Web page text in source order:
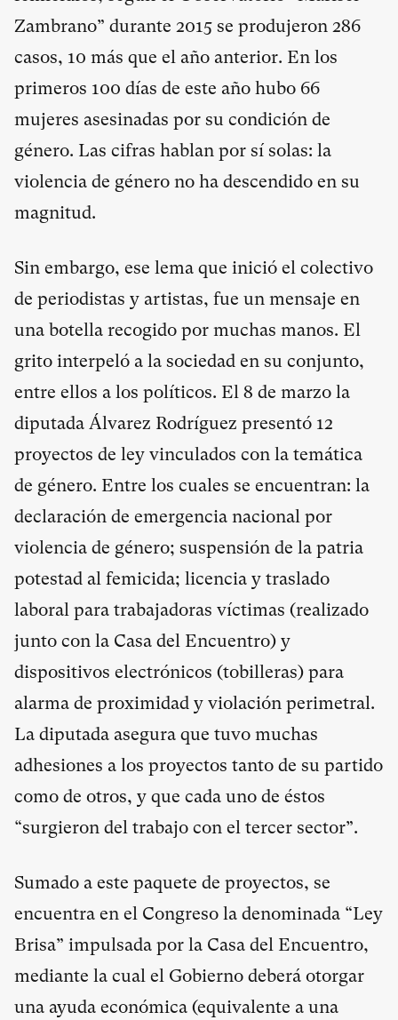
Zambrano” durante 2015 se produjeron 286
casos, 10 más que el año anterior. En los
primeros 100 días de este año hubo 66
mujeres asesinadas por su condición de
género. Las cifras hablan por sí solas: la
violencia de género no ha descendido en su
magnitud.
Sin embargo, ese lema que inició el colectivo
de periodistas y artistas, fue un mensaje en
una botella recogido por muchas manos. El
grito interpeló a la sociedad en su conjunto,
entre ellos a los políticos. El 8 de marzo la
diputada Álvarez Rodríguez presentó 12
proyectos de ley vinculados con la temática
de género. Entre los cuales se encuentran: la
declaración de emergencia nacional por
violencia de género; suspensión de la patria
potestad al femicida; licencia y traslado
laboral para trabajadoras víctimas (realizado
junto con la Casa del Encuentro) y
dispositivos electrónicos (tobilleras) para
alarma de proximidad y violación perimetral.
La diputada asegura que tuvo muchas
adhesiones a los proyectos tanto de su partido
como de otros, y que cada uno de éstos
“surgieron del trabajo con el tercer sector”.
Sumado a este paquete de proyectos, se
encuentra en el Congreso la denominada “Ley
Brisa” impulsada por la Casa del Encuentro,
mediante la cual el Gobierno deberá otorgar
una ayuda económica (equivalente a una